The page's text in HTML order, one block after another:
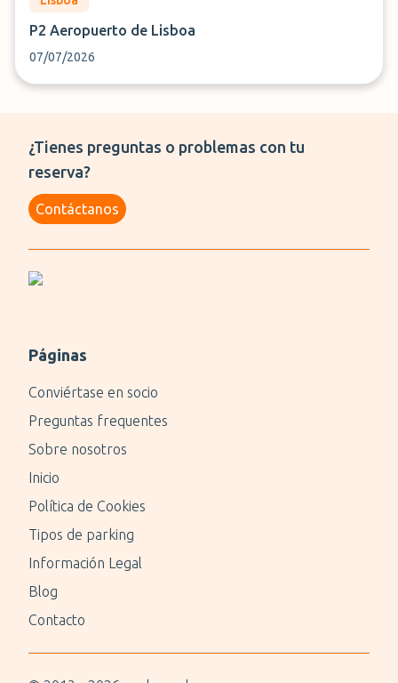
P2 Aeropuerto de Lisboa
07/07/2026
¿Tienes preguntas o problemas con tu
reserva?
Contáctanos
Páginas
Conviértase en socio
Preguntas frequentes
Sobre nosotros
Inicio
Política de Cookies
Tipos de parking
Información Legal
Blog
Contacto